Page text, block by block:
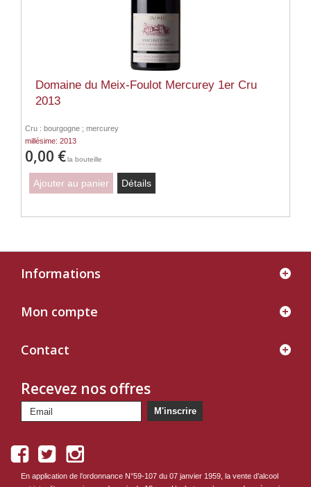
Domaine du Meix-Foulot Mercurey 1er Cru
2013
Cru : bourgogne ; mercurey
millésime: 2013
0,00 €la bouteille
Ajouter au panier Détails
Informations
Mon compte
Contact
Recevez nos offres
M'inscrire
En application de l’ordonnance N°59-107 du 07 janvier 1959, la vente d’alcool